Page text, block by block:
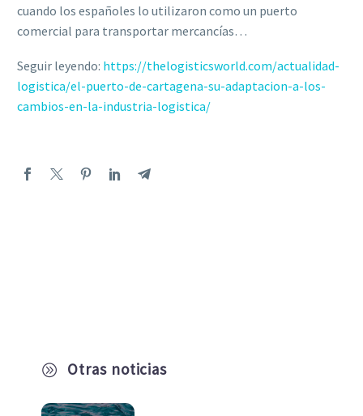
A Otras noticias
cuando los españoles lo utilizaron como un puerto
comercial para transportar mercancías…
Seguir leyendo: https://thelogisticsworld.com/actualidad-
logistica/el-puerto-de-cartagena-su-adaptacion-a-los-
cambios-en-la-industria-logistica/